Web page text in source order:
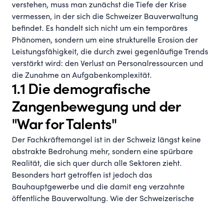
verstehen, muss man zunächst die Tiefe der Krise
vermessen, in der sich die Schweizer Bauverwaltung
befindet. Es handelt sich nicht um ein temporäres
Phänomen, sondern um eine strukturelle Erosion der
Leistungsfähigkeit, die durch zwei gegenläufige Trends
verstärkt wird: den Verlust an Personalressourcen und
die Zunahme an Aufgabenkomplexität.
1.1 Die demografische
Zangenbewegung und der
"War for Talents"
Der Fachkräftemangel ist in der Schweiz längst keine
abstrakte Bedrohung mehr, sondern eine spürbare
Realität, die sich quer durch alle Sektoren zieht.
Besonders hart getroffen ist jedoch das
Bauhauptgewerbe und die damit eng verzahnte
öffentliche Bauverwaltung. Wie der Schweizerische